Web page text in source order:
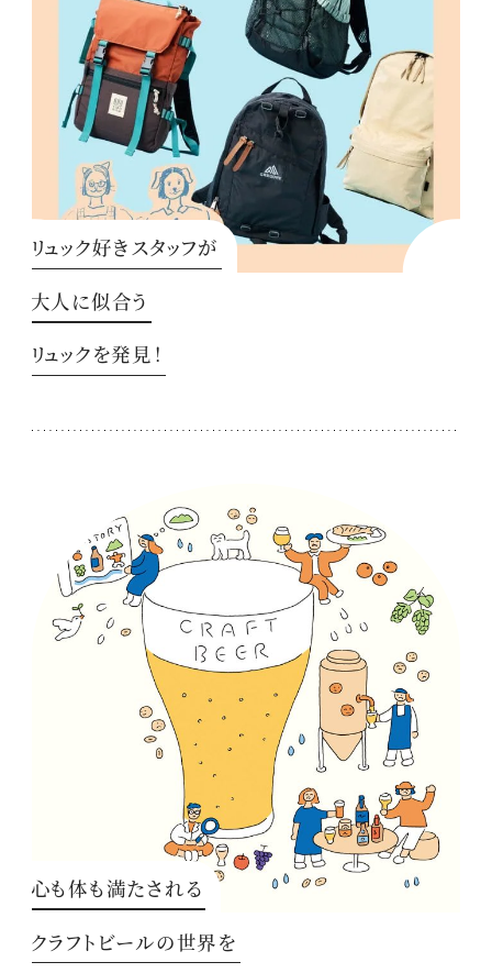
リュック好きスタッフが
大人に似合う
リュックを発見！
心も体も満たされる
クラフトビールの世界を